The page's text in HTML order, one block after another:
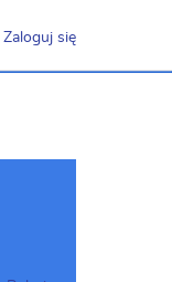
Zaloguj się